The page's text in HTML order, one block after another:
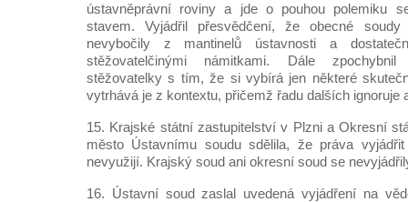
ústavněprávní roviny a jde o pouhou polemiku
stavem. Vyjádřil přesvědčení, že obecné
nevybočily z mantinelů ústavnosti a
stěžovatelčinými námitkami. Dále zpochybnil
stěžovatelky s tím, že si vybírá jen některé
vytrhává je z kontextu, přičemž řadu dalších ignoruje
15. Krajské státní zastupitelství v Plzni a Okresní
město Ústavnímu soudu sdělila, že práva
nevyužijí. Krajský soud ani okresní soud se
16. Ústavní soud zaslal uvedená vyjádření na